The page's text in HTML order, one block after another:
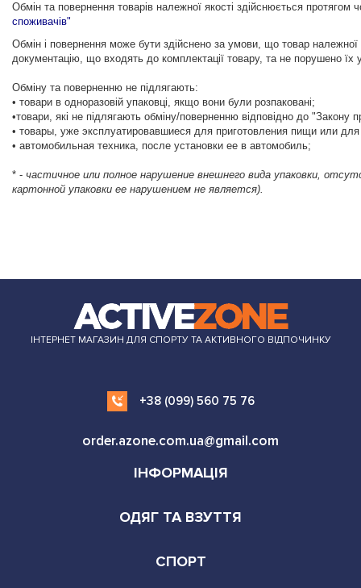
Обмін та повернення товарів належної якості здійснюється
споживачів"
Обмін і повернення може бути здійснено за умови, що товар
документацію, що входять до комплектації товару, та не порушено
Обміну та поверненню не підлягають:
• товари в одноразовій упаковці, якщо вони були розпаковані;
•товари, які не підлягають обміну/поверненню відповідно до "Закону
• товары, уже эксплуатировавшиеся для приготовления пищи или
• автомобильная техника, после установки ее в автомобиль;
* - частичное или полное нарушение внешнего вида упаковки,
картонной упаковки ее нарушением не является).
ІНТЕРНЕТ МАГАЗИН ДЛЯ СПОРТУ ТА АКТИВНОГО ВІДПОЧИНКУ
+38 (099) 560 75 76
order.azone.com.ua@gmail.com
ІНФОРМАЦІЯ
ОДЯГ ТА ВЗУТТЯ
СПОРТ